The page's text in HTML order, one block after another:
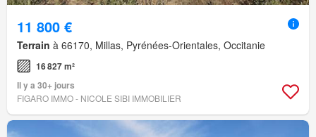
11 800 €
Terrain à 66170, Millas, Pyrénées-Orientales, Occitanie
16 827 m²
Il y a 30+ jours
FIGARO IMMO - NICOLE SIBI IMMOBILIER